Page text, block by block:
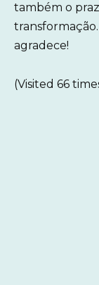
também o
agradece!
(Visited 66